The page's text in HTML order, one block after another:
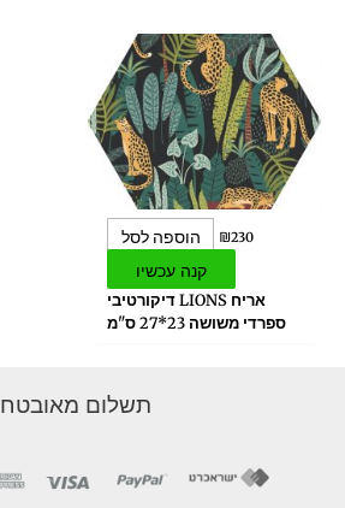
₪230 הוספה לסל
קנה עכשיו
אריח LIONS דיקורטיבי
ספרדי משושה 23*27 ס"מ
תשלום מאובטח